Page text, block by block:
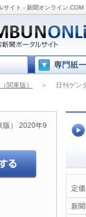
サイト - 新聞オンライン.COM
関東版） ＞ 日刊ゲン
定価
新聞